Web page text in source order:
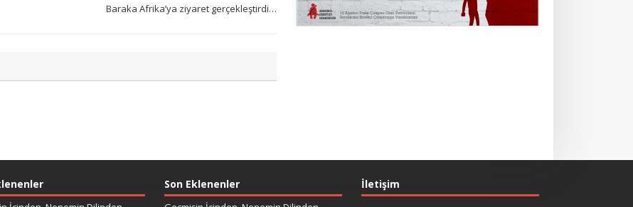
Baraka Afrika’ya ziyaret gerçekleştirdi…
Son Eklenenler İletişim